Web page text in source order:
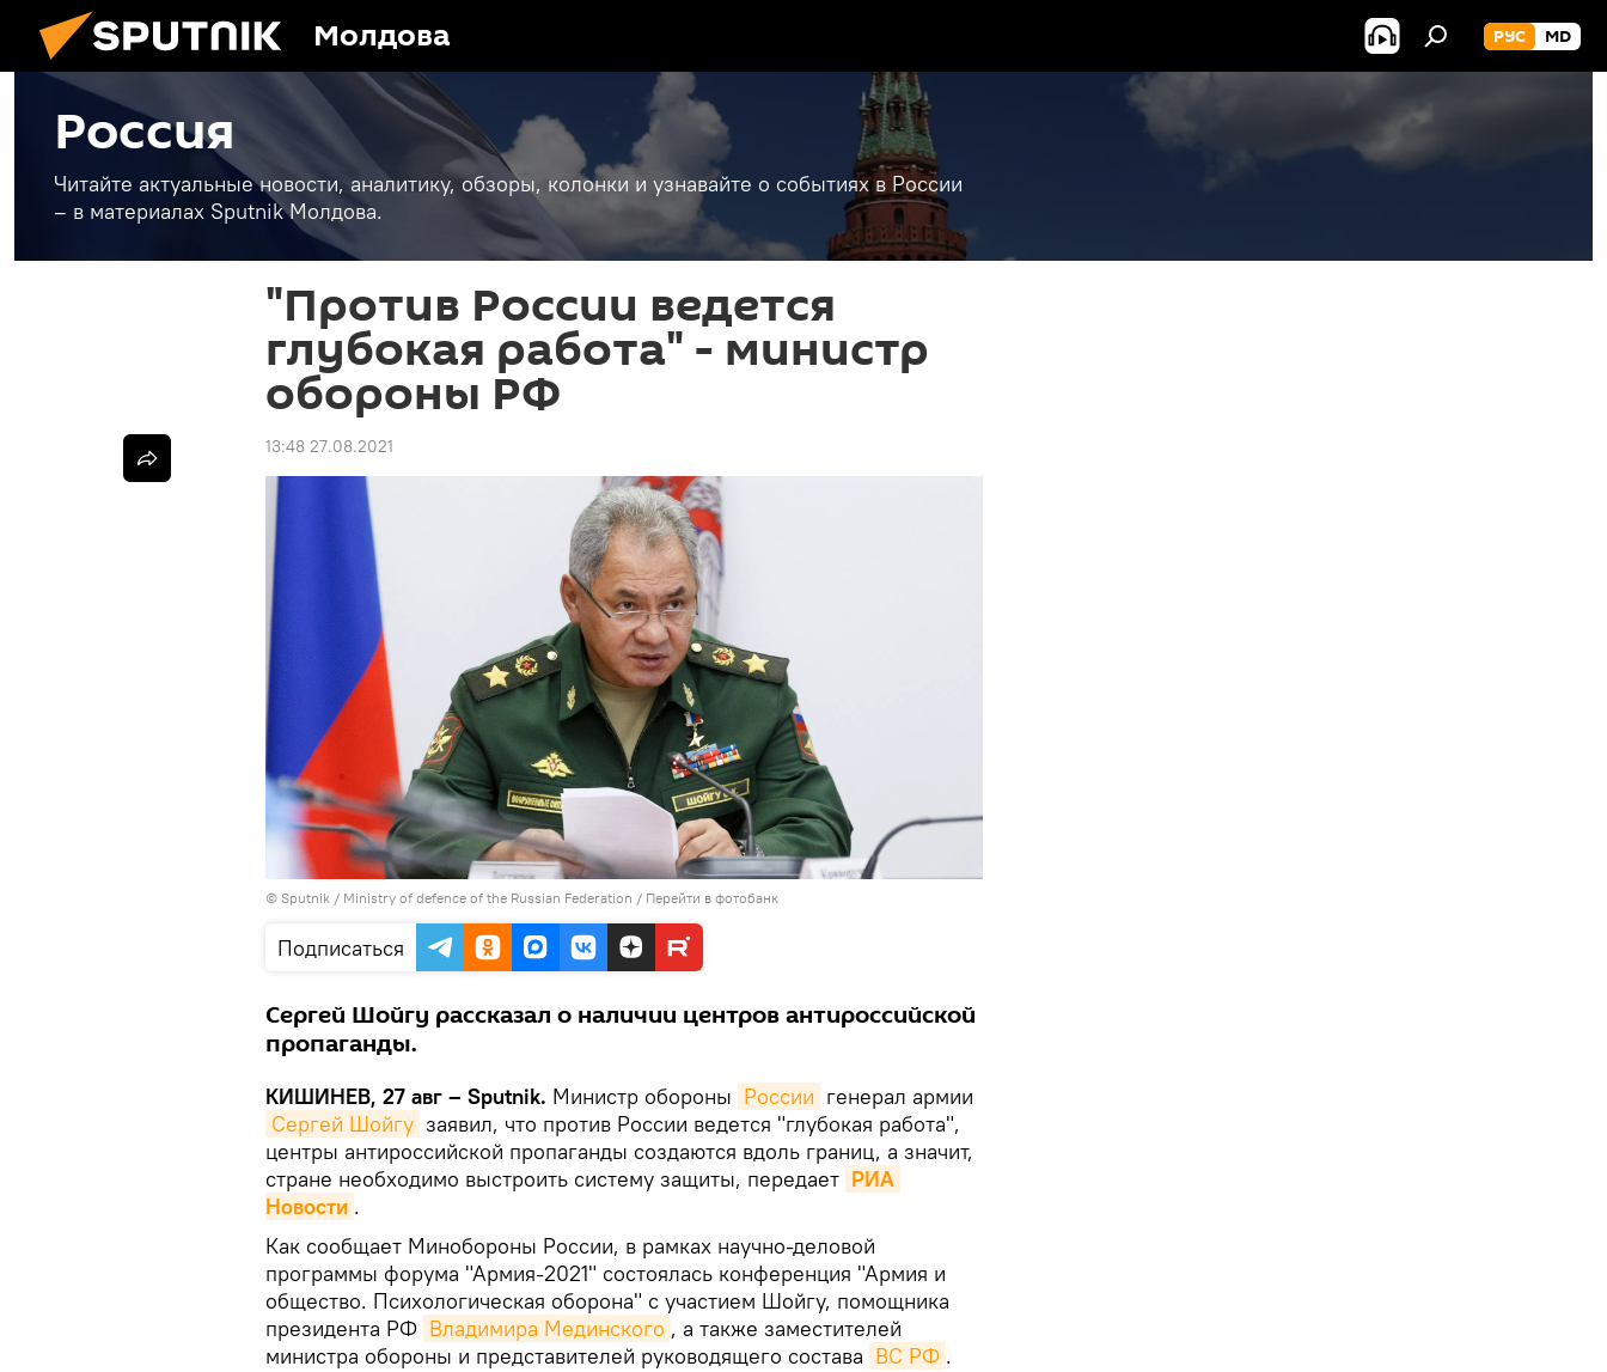
Молдова РУС MD
Россия
Читайте актуальные новости, аналитику, обзоры, колонки и узнавайте о событиях в России
– в материалах Sputnik Молдова.
"Против России ведется
глубокая работа" - министр
обороны РФ
13:48 27.08.2021
© Sputnik / Ministry of defence of the Russian Federation / Перейти в фотобанк
Подписаться
Сергей Шойгу рассказал о наличии центров антироссийской
пропаганды.
КИШИНЕВ, 27 авг – Sputnik. Министр обороны России генерал армии
Сергей Шойгу заявил, что против России ведется "глубокая работа",
центры антироссийской пропаганды создаются вдоль границ, а значит,
стране необходимо выстроить систему защиты, передает РИА
Новости .
Как сообщает Минобороны России, в рамках научно-деловой
программы форума "Армия-2021" состоялась конференция "Армия и
общество. Психологическая оборона" с участием Шойгу, помощника
президента РФ Владимира Мединского , а также заместителей
министра обороны и представителей руководящего состава ВС РФ .